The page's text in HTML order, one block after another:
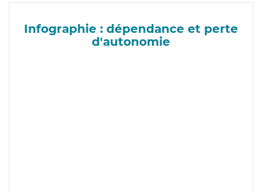
Infographie : dépendance et perte
d'autonomie